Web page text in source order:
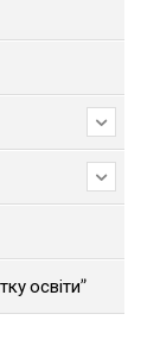
освіти”